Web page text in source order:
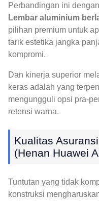
Perbandingan ini
Lembar aluminium
pilihan premium untuk
tarik estetika jangka
kompromi.
Dan kinerja superior
keras adalah yang
mengungguli opsi pra-
retensi warna.
Kualitas
(Henan Huawei
Tuntutan yang tidak
konstruksi